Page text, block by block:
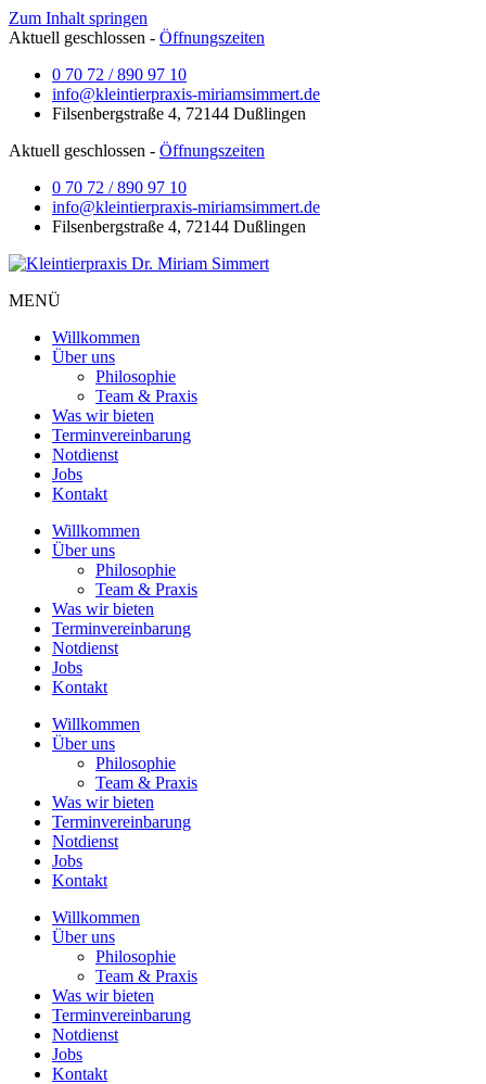
Zum Inhalt springen
Aktuell geschlossen - Öffnungszeiten
0 70 72 / 890 97 10
info@kleintierpraxis-miriamsimmert.de
Filsenbergstraße 4, 72144 Dußlingen
Aktuell geschlossen - Öffnungszeiten
0 70 72 / 890 97 10
info@kleintierpraxis-miriamsimmert.de
Filsenbergstraße 4, 72144 Dußlingen
MENÜ
Willkommen
Über uns
Philosophie
Team & Praxis
Was wir bieten
Terminvereinbarung
Notdienst
Jobs
Kontakt
Willkommen
Über uns
Philosophie
Team & Praxis
Was wir bieten
Terminvereinbarung
Notdienst
Jobs
Kontakt
Willkommen
Über uns
Philosophie
Team & Praxis
Was wir bieten
Terminvereinbarung
Notdienst
Jobs
Kontakt
Willkommen
Über uns
Philosophie
Team & Praxis
Was wir bieten
Terminvereinbarung
Notdienst
Jobs
Kontakt